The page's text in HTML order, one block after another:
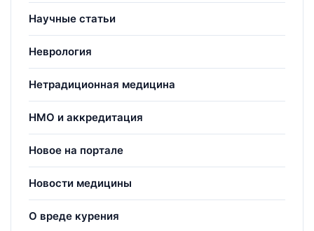
Научные статьи
Неврология
Нетрадиционная медицина
НМО и аккредитация
Новое на портале
Новости медицины
О вреде курения